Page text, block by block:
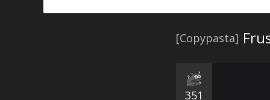
[Copypasta]
351